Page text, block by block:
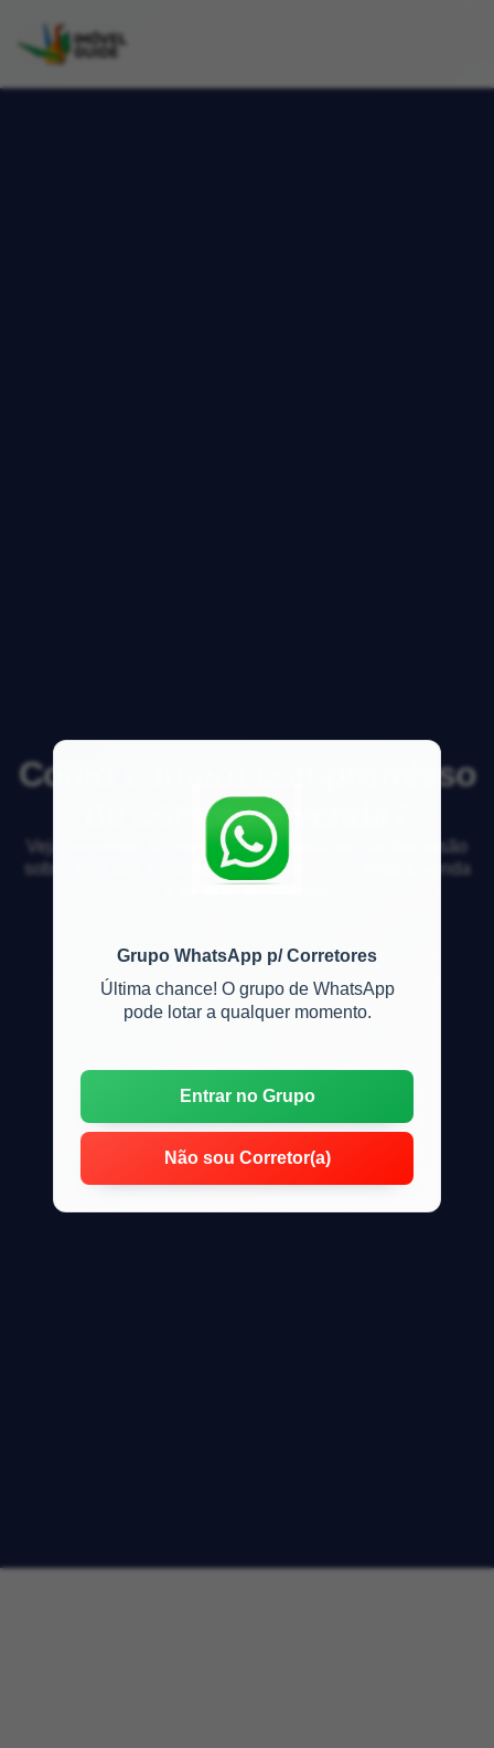
Grupo WhatsApp p/ Corretores
Última chance! O grupo de WhatsApp
pode lotar a qualquer momento.
Entrar no Grupo
Não sou Corretor(a)
Como compor compromisso
de compra e venda?
Veja respostas de especialistas e participe da discussão
sobre mercado imobiliário, financiamento, compra, venda
e locação de imóveis